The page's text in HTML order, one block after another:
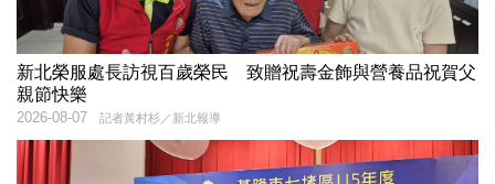
新北榮服處長訪視百歲榮民 致贈祝壽金飾與營養品祝賀父
親節快樂
記者黃村杉／新北報導
2026-08-07